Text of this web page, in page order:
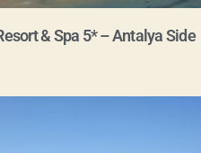
& Spa 5* – Antalya Side